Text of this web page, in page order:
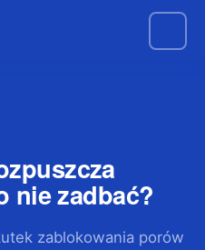
nie zadbać?
zablokowania porów